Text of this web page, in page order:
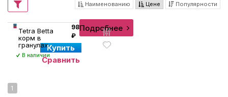
Наименованию Цене Популярности
Tetra Betta
корм в
гранулах
В наличии
98
₽
Подробнее
Купить
Сравнить
1